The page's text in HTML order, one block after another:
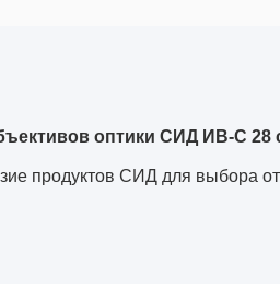
оптики СИД ИВ-С 28
продуктов СИД для выбора